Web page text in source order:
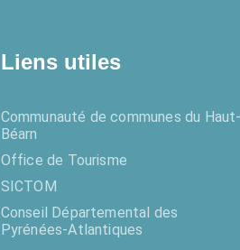
Liens utiles
Communauté de communes du Haut-
Béarn
Office de Tourisme
SICTOM
Conseil Départemental des
Pyrénées-Atlantiques